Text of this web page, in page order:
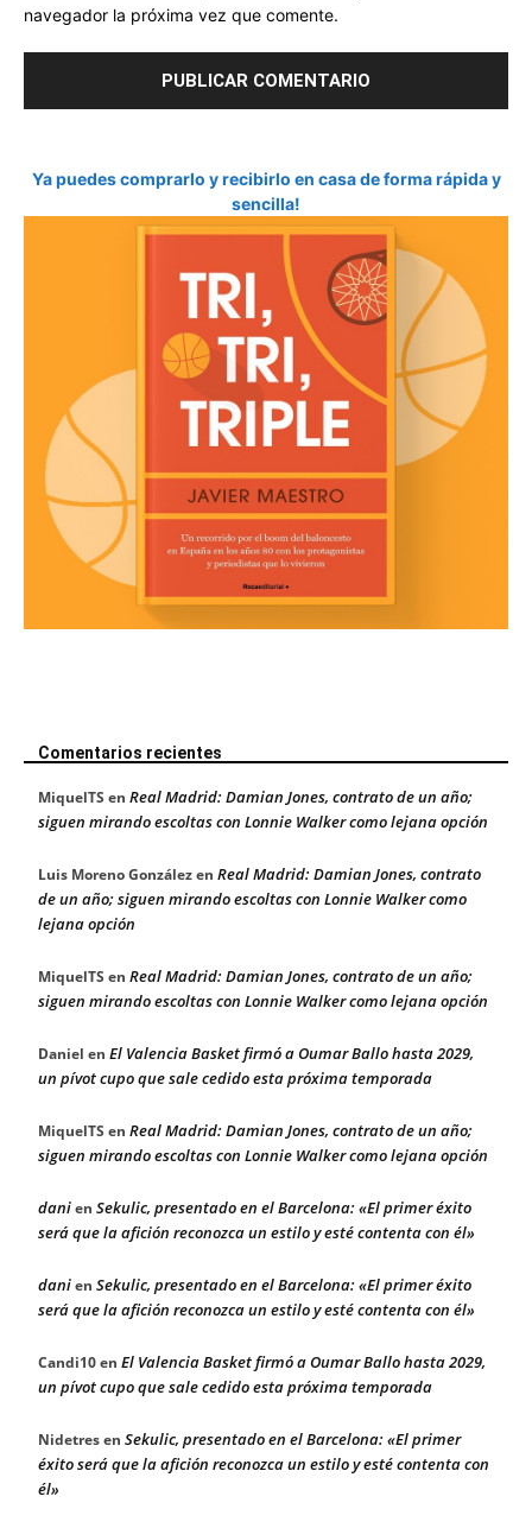
navegador la próxima vez que comente.
Ya puedes comprarlo y recibirlo en casa de forma rápida y
sencilla!
Comentarios recientes
MiquelTS en Real Madrid: Damian Jones, contrato de un año;
siguen mirando escoltas con Lonnie Walker como lejana opción
Luis Moreno Gonzálezen Real Madrid: Damian Jones, contrato
de un año; siguen mirando escoltas con Lonnie Walker como
lejana opción
MiquelTS en Real Madrid: Damian Jones, contrato de un año;
siguen mirando escoltas con Lonnie Walker como lejana opción
Daniel en El Valencia Basket firmó a Oumar Ballo hasta 2029,
un pívot cupo que sale cedido esta próxima temporada
MiquelTS en Real Madrid: Damian Jones, contrato de un año;
siguen mirando escoltas con Lonnie Walker como lejana opción
danien Sekulic, presentado en el Barcelona: «El primer éxito
será que la afición reconozca un estilo y esté contenta con él»
danien Sekulic, presentado en el Barcelona: «El primer éxito
será que la afición reconozca un estilo y esté contenta con él»
Candi10en El Valencia Basket firmó a Oumar Ballo hasta 2029,
un pívot cupo que sale cedido esta próxima temporada
Nidetresen Sekulic, presentado en el Barcelona: «El primer
éxito será que la afición reconozca un estilo y esté contenta con
él»